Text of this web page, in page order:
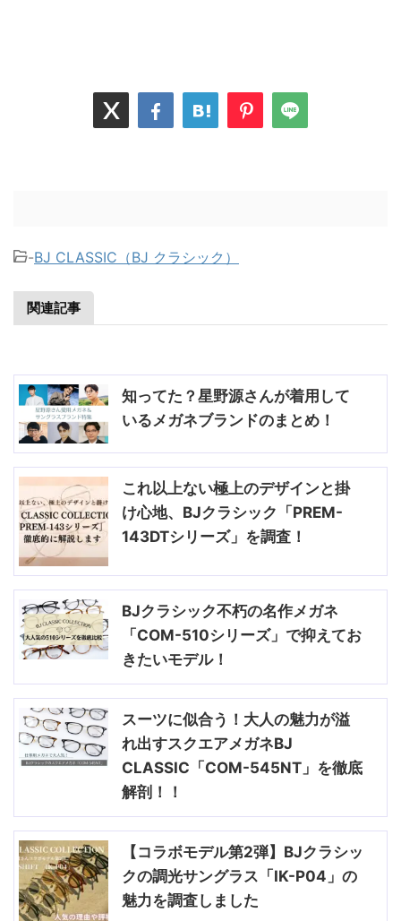
-BJ CLASSIC（BJ クラシック）
関連記事
知ってた？星野源さんが着用して
いるメガネブランドのまとめ！
これ以上ない極上のデザインと掛
け心地、BJクラシック「PREM-
143DTシリーズ」を調査！
BJクラシック不朽の名作メガネ
「COM-510シリーズ」で抑えてお
きたいモデル！
スーツに似合う！大人の魅力が溢
れ出すスクエアメガネBJ
CLASSIC「COM-545NT」を徹底
解剖！！
【コラボモデル第2弾】BJクラシッ
クの調光サングラス「IK-P04」の
魅力を調査しました